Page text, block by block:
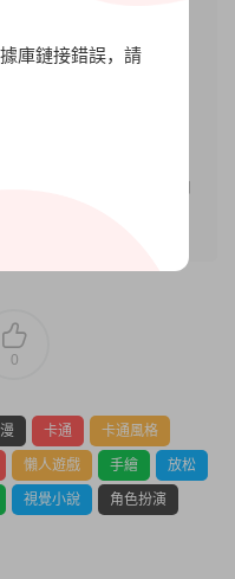
僅供大家參考、學習，
用，版權歸原著所有，
行爲，請于24小時之内
0
卡通
卡通風格
懶人遊戲 手繪
放松
視覺小說 角色扮演
庫鏈接錯誤，請